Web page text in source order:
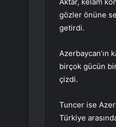
gözler önüne
getirdi.
birçok gücün
çizdi.
Tuncer ise
Türkiye